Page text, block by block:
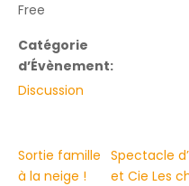
Free
Catégorie
d’Évènement:
Discussion
Sortie famille
à la neige !
Spectacle
et Cie Les